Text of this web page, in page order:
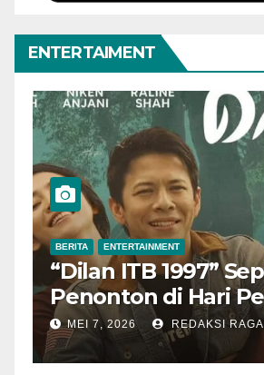
ENTERTAIMENT
BERITA ENTERTAINMENT
“Dilan ITB 1997”
Penonton di Hari
Pengamat Nilai
Kurang Kuat
MEI 7, 2026 REDAKSI